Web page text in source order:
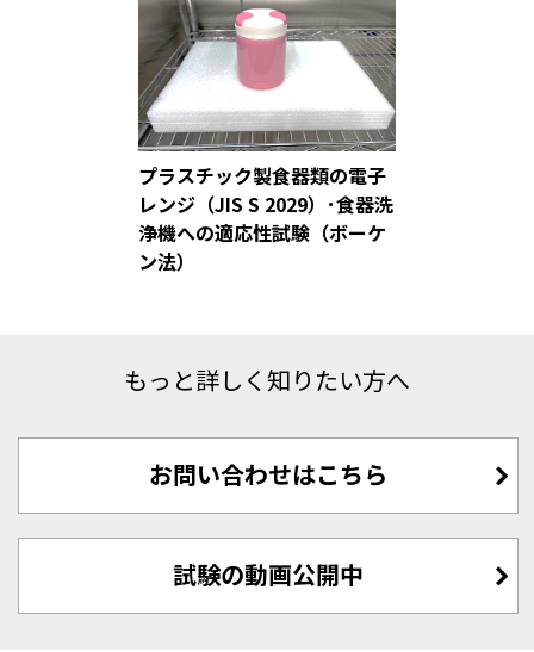
プラスチック製食器類の電子
レンジ（JIS S 2029）･食器洗
浄機への適応性試験（ボーケ
ン法）
もっと詳しく知りたい方へ
お問い合わせはこちら
試験の動画公開中